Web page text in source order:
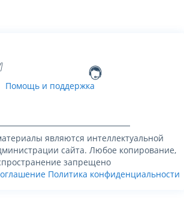
Помощь и поддержка
являются интеллектуальной
сайта. Любое копирование,
запрещено
Политика конфиденциальности